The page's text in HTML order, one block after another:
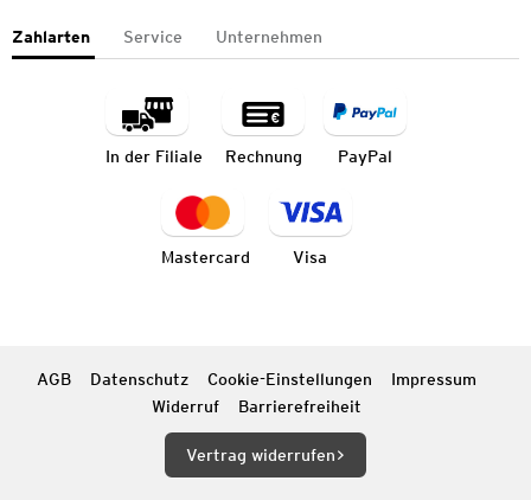
Zahlarten Service Unternehmen
In der Filiale Rechnung PayPal
Mastercard Visa
AGB Datenschutz Cookie-Einstellungen
Impressum
Widerruf
Barrierefreiheit
Vertrag widerrufen